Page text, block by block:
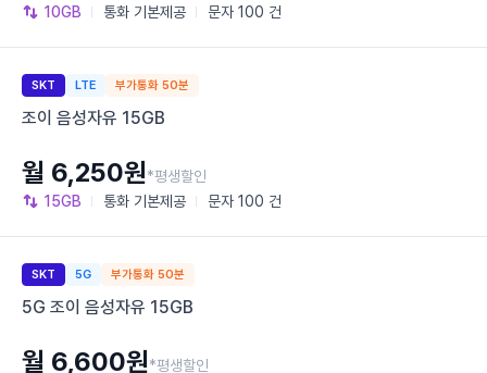
10GB 통화 기본제공 문자 100 건
SKT LTE 부가통화 50분
조이 음성자유 15GB
15GB 통화 기본제공 문자 100 건
월 6,250원*평생할인
SKT 5G 부가통화 50분
5G 조이 음성자유 15GB
월 6,600원*평생할인